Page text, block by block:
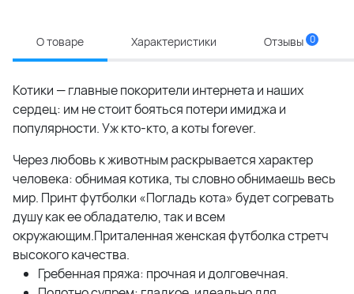
О товаре Характеристики Отзывы 0
Котики — главные покорители интернета и наших
сердец: им не стоит бояться потери имиджа и
популярности. Уж кто-кто, а коты forever.
Через любовь к животным раскрывается характер
человека: обнимая котика, ты словно обнимаешь весь
мир. Принт футболки «Погладь кота» будет согревать
душу как ее обладателю, так и всем
окружающим.Приталенная женская футболка стретч
высокого качества.
Гребенная пряжа: прочная и долговечная.